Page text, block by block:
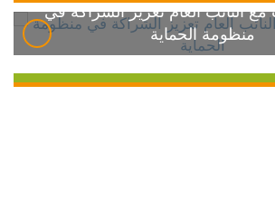
مع النائب العام تعزيز الشراكة في
منظومة الحماية